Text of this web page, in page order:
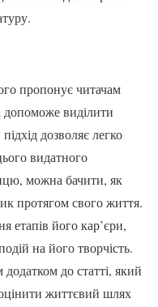
пропонує читачам
допоможе виділити
дозволяє легко
видатного
можна бачити, як
протягом свого життя.
етапів його кар’єри,
на його творчість.
до статті, який
життєвий шлях